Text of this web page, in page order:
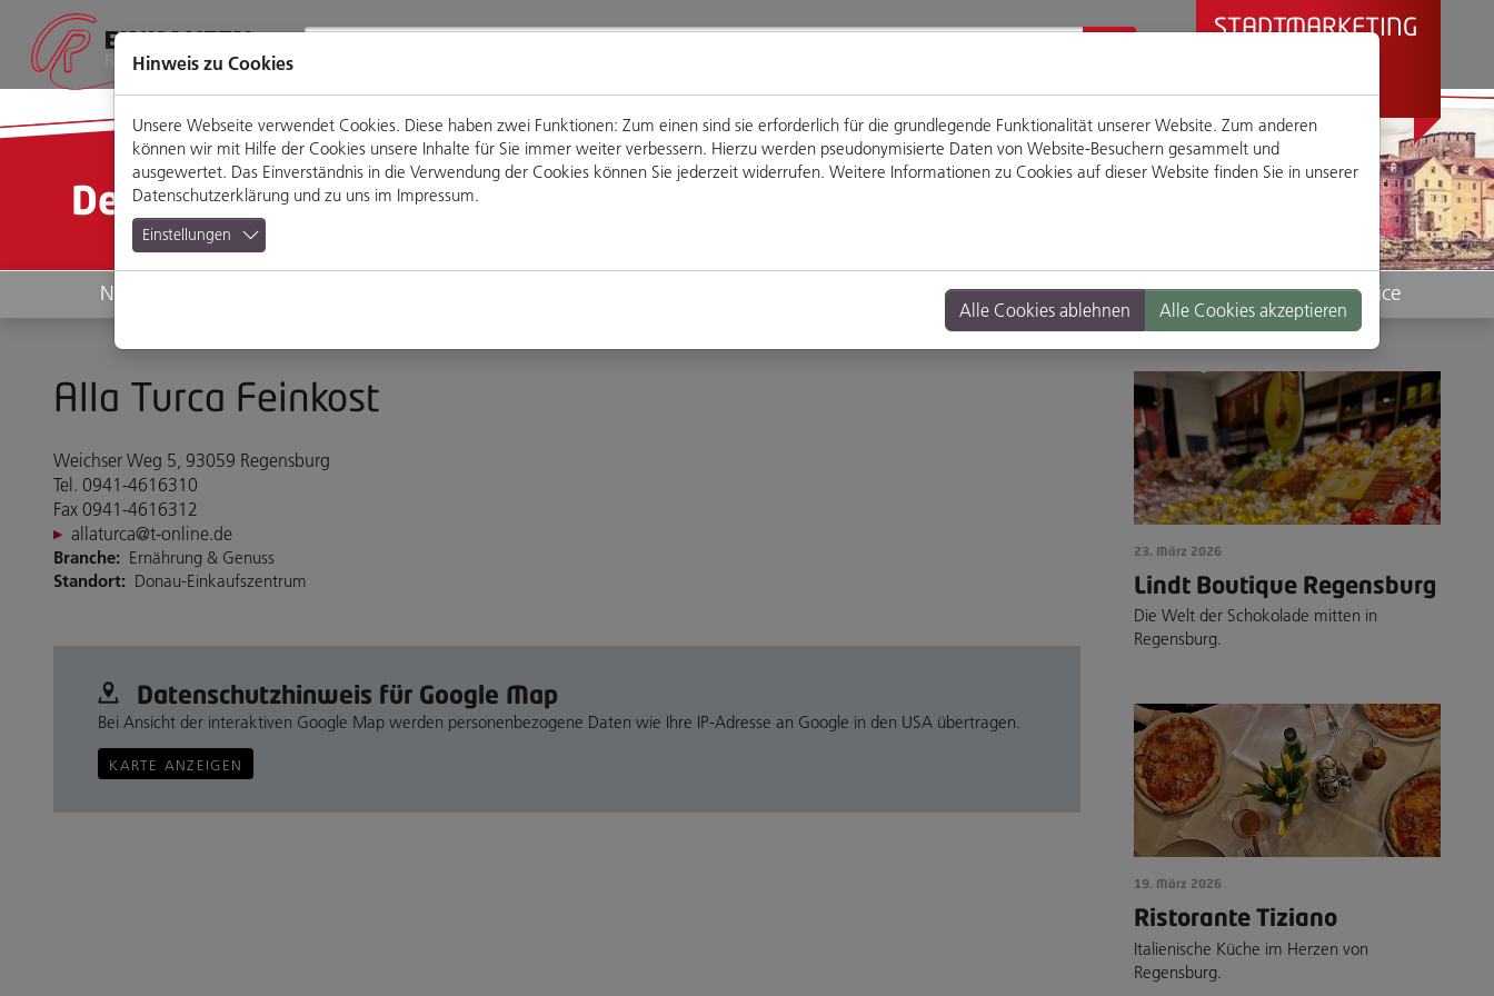
Seiteninhalt
Hauptmenü
Footermenü
Website-
Suche
STADTMARKETING
PRÄSENTIERT
Detailansicht
News Veranstaltungen Standorte Service
Alla Turca Feinkost
Weichser Weg 5, 93059 Regensburg
Tel. 0941-4616310
Fax 0941-4616312
allaturca@t-online.de
Branche: Ernährung & Genuss
Standort: Donau-Einkaufszentrum
Datenschutz­hinweis für Google Map
Bei Ansicht der interaktiven Google Map werden personenbezogene Daten wie Ihre IP-Adresse an Google in den USA übertragen.
KARTE ANZEIGEN
23. März 2026
Lindt Boutique Regensburg
Die Welt der Schokolade mitten in
Regensburg.
19. März 2026
Ristorante Tiziano
Italienische Küche im Herzen von
Regensburg.
Hinweis zu Cookies
Unsere Webseite verwendet Cookies. Diese haben zwei Funktionen: Zum einen sind sie erforderlich für die grundlegende Funktionalität unserer Website. Zum anderen
können wir mit Hilfe der Cookies unsere Inhalte für Sie immer weiter verbessern. Hierzu werden pseudonymisierte Daten von Website-Besuchern gesammelt und
ausgewertet. Das Einverständnis in die Verwendung der Cookies können Sie jederzeit widerrufen. Weitere Informationen zu Cookies auf dieser Website finden Sie in unserer
Datenschutzerklärung und zu uns im Impressum.
Einstellungen
Alle Cookies ablehnen Alle Cookies akzeptieren